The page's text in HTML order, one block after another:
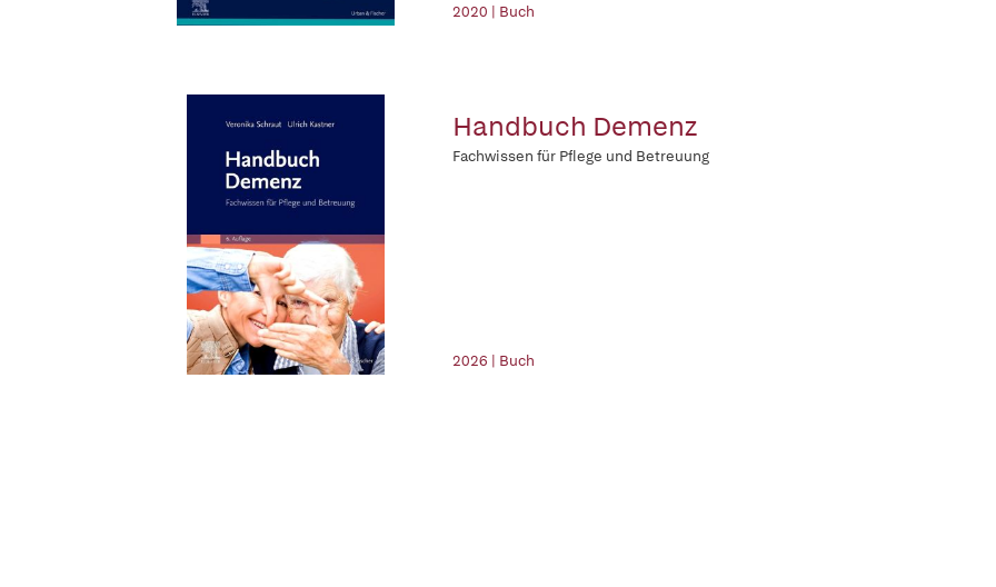
2020 | Buch
Handbuch Demenz
Fachwissen für Pflege und Betreuung
2026 | Buch